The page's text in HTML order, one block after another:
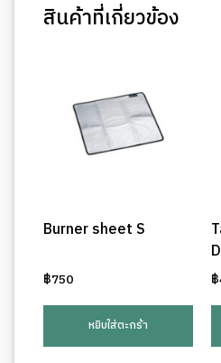
สินค้าที่เกี่ยวข้อง
Burner sheet S
฿750
หยิบใส่ตะกร้า
฿